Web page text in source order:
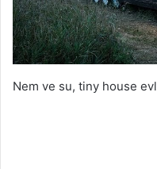
Nem ve su, tiny house